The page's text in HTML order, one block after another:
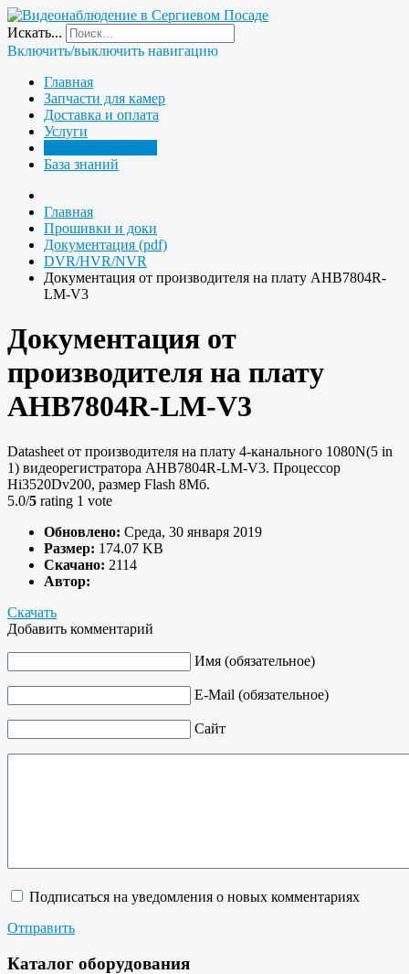
Искать...
Включить/выключить навигацию
Главная
Запчасти для камер
Доставка и оплата
Услуги
База знаний
Главная
Прошивки и доки
Документация (pdf)
DVR/HVR/NVR
Документация от производителя на плату AHB7804R-
LM-V3
Документация от
производителя на плату
AHB7804R-LM-V3
Datasheet от производителя на плату 4-канального 1080N(5 in
1) видеорегистратора AHB7804R-LM-V3. Процессор
Hi3520Dv200, размер Flash 8Мб.
5.0/5 rating 1 vote
Обновлено: Среда, 30 января 2019
Размер: 174.07 KB
Скачано: 2114
Автор:
Скачать
Добавить комментарий
Имя (обязательное)
E-Mail (обязательное)
Сайт
Подписаться на уведомления о новых комментариях
Отправить
Каталог оборудования